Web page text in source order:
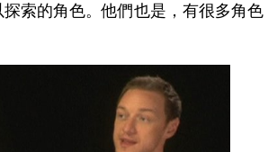
索的角色。他們也是，有很多角色